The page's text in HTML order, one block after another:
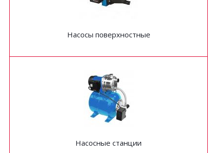
Насосы поверхностные
Насосные станции